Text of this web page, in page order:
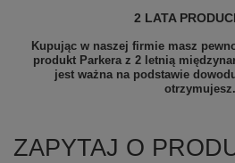
2 LATA
Kupując w naszej firmie masz
produkt Parkera z 2 letnią
jest ważna na podstawie
otrzymujesz.
ZAPYTAJ O